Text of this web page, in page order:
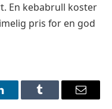
En kebabrull koster
pris for en god
Tumblr Email